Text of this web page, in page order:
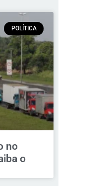
POLÍTICA
no
o